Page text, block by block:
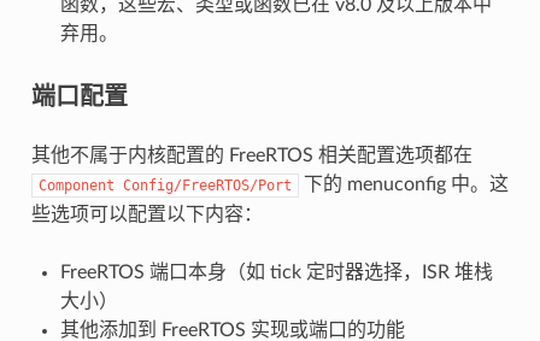
函数，这些宏、类型或函数已在 v8.0 及以上版本中
弃用。
端口配置
其他不属于内核配置的 FreeRTOS 相关配置选项都在
Component Config/FreeRTOS/Port
下的 menuconfig 中。这
些选项可以配置以下内容：
FreeRTOS 端口本身（如 tick 定时器选择，ISR 堆栈
大小）
其他添加到 FreeRTOS 实现或端口的功能